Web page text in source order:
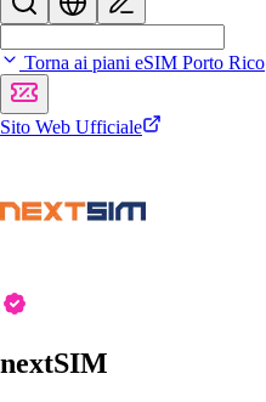
Torna ai piani eSIM Porto Rico
Sito Web Ufficiale
nextSIM